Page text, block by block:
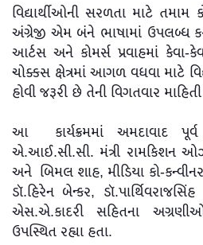
વિદ્યાર્થીઓની સરળતા માટે તમામ
અંગ્રેજી એમ બંને ભાષામાં ઉપલબ્ધ
આર્ટસ અને કોમર્સ પ્રવાહમાં
ચોક્કસ ક્ષેત્રમાં આગળ વધવા માટે
હોવી જરૂરી છે તેની વિગતવાર
આ કાર્યક્રમમાં અમદાવાદ
એ.આઈ.સી.સી. મંત્રી રામકિશન
અને બિમલ શાહ, મીડિયા કો-
ડૉ.હિરેન બેન્કર,
એસ.એ.કાદરી સહિતના
ઉપસ્થિત રહ્યા હતા.